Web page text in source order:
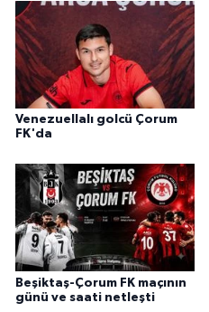
Venezuellalı golcü Çorum
FK'da
Beşiktaş-Çorum FK maçının
günü ve saati netleşti